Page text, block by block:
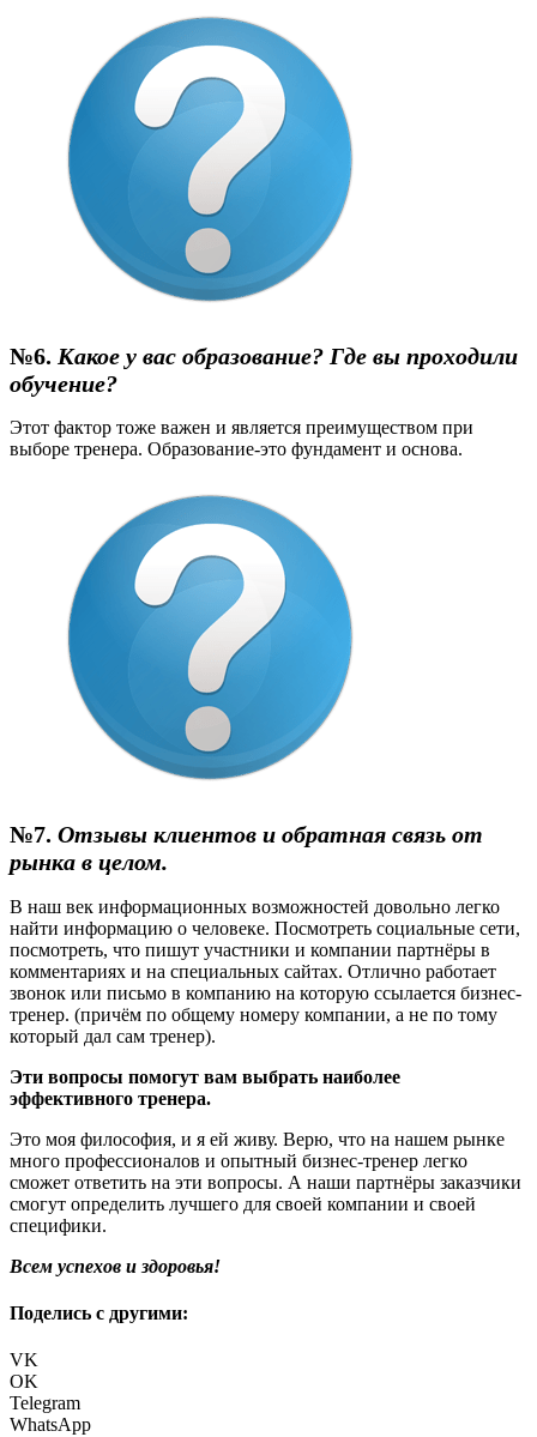
№6. Какое у вас образование? Где вы проходили
обучение?
Этот фактор тоже важен и является преимуществом при
выборе тренера. Образование-это фундамент и основа.
№7. Отзывы клиентов и обратная связь от
рынка в целом.
В наш век информационных возможностей довольно легко
найти информацию о человеке. Посмотреть социальные сети,
посмотреть, что пишут участники и компании партнёры в
комментариях и на специальных сайтах. Отлично работает
звонок или письмо в компанию на которую ссылается бизнес-
тренер. (причём по общему номеру компании, а не по тому
который дал сам тренер).
Эти вопросы помогут вам выбрать наиболее
эффективного тренера.
Это моя философия, и я ей живу. Верю, что на нашем рынке
много профессионалов и опытный бизнес-тренер легко
сможет ответить на эти вопросы. А наши партнёры заказчики
смогут определить лучшего для своей компании и своей
специфики.
Всем успехов и здоровья!
Поделись с другими:
VK
OK
Telegram
WhatsApp